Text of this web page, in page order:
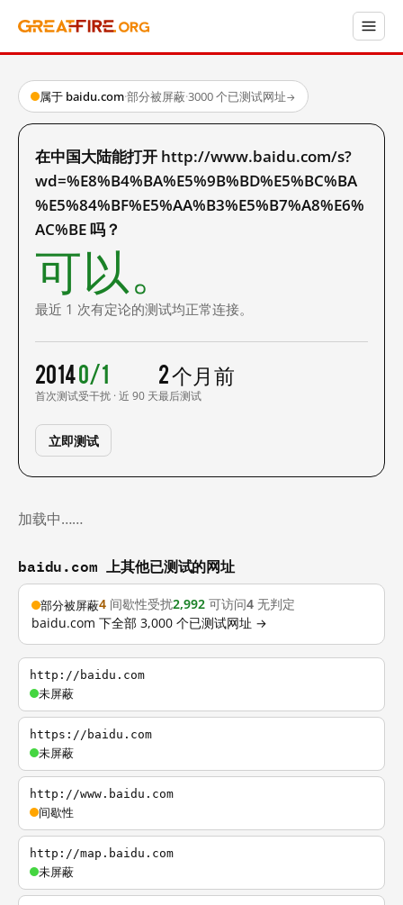
属于 baidu.com·部分被屏蔽·3000 个已测试网址→
在中国大陆能打开 http://www.baidu.com/s?
wd=%E8%B4%BA%E5%9B%BD%E5%BC%BA
%E5%84%BF%E5%AA%B3%E5%B7%A8%E6%
AC%BE 吗？
可以。
最近 1 次有定论的测试均正常连接。
2014
首次测试
0/1
受干扰 · 近 90 天
2 个月前
最后测试
立即测试
加载中……
baidu.com 上其他已测试的网址
部分被屏蔽4 间歇性受扰2,992 可访问4 无判定
baidu.com 下全部 3,000 个已测试网址 →
http://baidu.com
未屏蔽
https://baidu.com
未屏蔽
http://www.baidu.com
间歇性
http://map.baidu.com
未屏蔽